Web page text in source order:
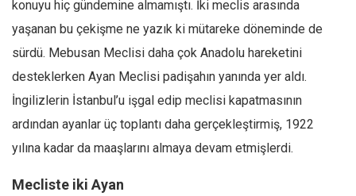
konuyu hiç gündemine almamıştı. İki meclis arasında
yaşanan bu çekişme ne yazık ki mütareke döneminde de
sürdü. Mebusan Meclisi daha çok Anadolu hareketini
desteklerken Ayan Meclisi padişahın yanında yer aldı.
İngilizlerin İstanbul’u işgal edip meclisi kapatmasının
ardından ayanlar üç toplantı daha gerçekleştirmiş, 1922
yılına kadar da maaşlarını almaya devam etmişlerdi.
Mecliste iki Ayan